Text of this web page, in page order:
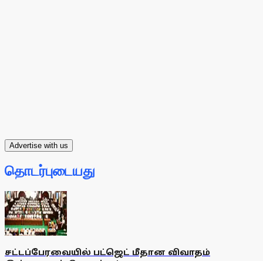
Advertise with us
தொடர்புடையது
சட்டப்பேரவையில் பட்ஜெட் மீதான விவாதம்